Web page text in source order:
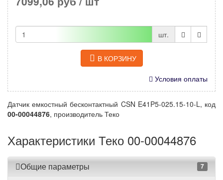
шт.
В КОРЗИНУ
Условия оплаты
Датчик емкостный бесконтактный CSN E41P5-025.15-10-L, код
00-00044876, производитель Теко
Характеристики Теко 00-00044876
Общие параметры 7